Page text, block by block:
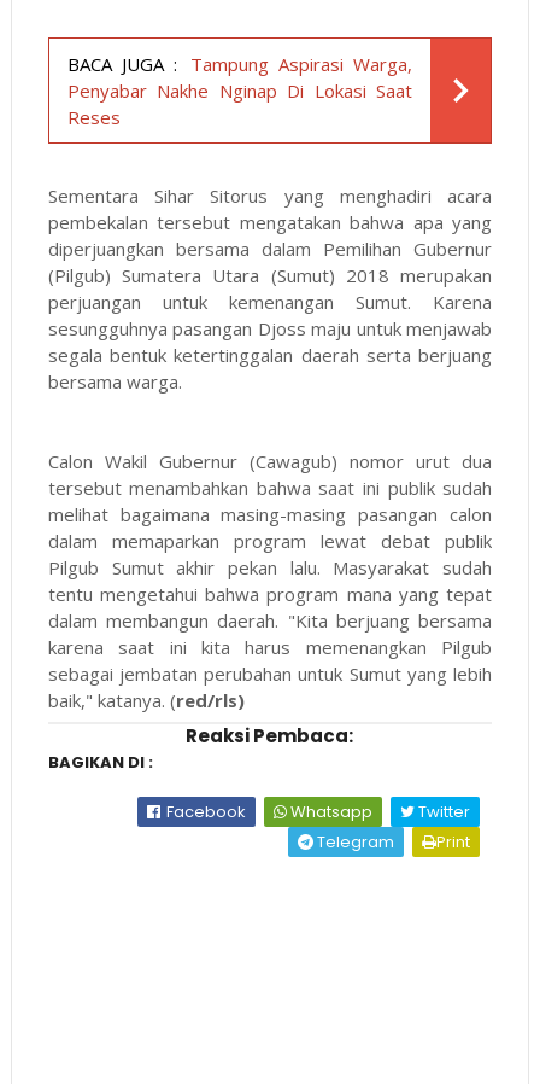
BACA JUGA :
Tampung Aspirasi Warga,
Penyabar Nakhe Nginap Di Lokasi Saat
Reses
Sementara Sihar Sitorus yang menghadiri acara
pembekalan tersebut mengatakan bahwa apa yang
diperjuangkan bersama dalam Pemilihan Gubernur
(Pilgub) Sumatera Utara (Sumut) 2018 merupakan
perjuangan untuk kemenangan Sumut. Karena
sesungguhnya pasangan Djoss maju untuk menjawab
segala bentuk ketertinggalan daerah serta berjuang
bersama warga.
Calon Wakil Gubernur (Cawagub) nomor urut dua
tersebut menambahkan bahwa saat ini publik sudah
melihat bagaimana masing-masing pasangan calon
dalam memaparkan program lewat debat publik
Pilgub Sumut akhir pekan lalu. Masyarakat sudah
tentu mengetahui bahwa program mana yang tepat
dalam membangun daerah. "Kita berjuang bersama
karena saat ini kita harus memenangkan Pilgub
sebagai jembatan perubahan untuk Sumut yang lebih
baik," katanya. (red/rls)
Reaksi Pembaca:
BAGIKAN DI :
Facebook Whatsapp
Twitter
Telegram
Print